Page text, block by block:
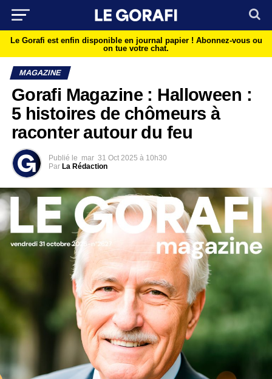
Le Gorafi est enfin disponible en journal papier ! Abonnez-vous ou
on tue votre chat.
MAGAZINE
Gorafi Magazine : Halloween :
5 histoires de chômeurs à
raconter autour du feu
Publié le mar 31 Oct 2025 à 10h30
Par La Rédaction